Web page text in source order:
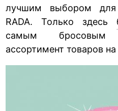
лучшим выбором для
RADA. Только здесь
самым бросовым
ассортимент товаров